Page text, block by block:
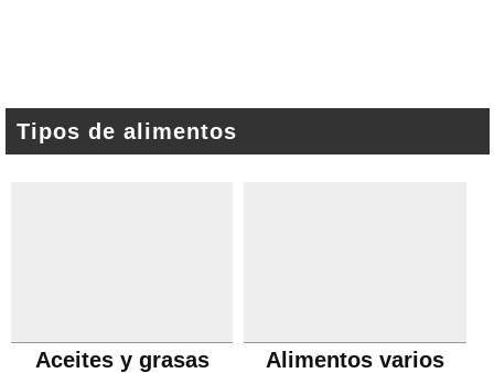
Tipos de alimentos
Aceites y grasas Alimentos varios